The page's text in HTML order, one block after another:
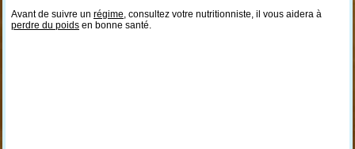
Avant de suivre un régime, consultez votre nutritionniste, il vous aidera à
perdre du poidsen bonne santé.